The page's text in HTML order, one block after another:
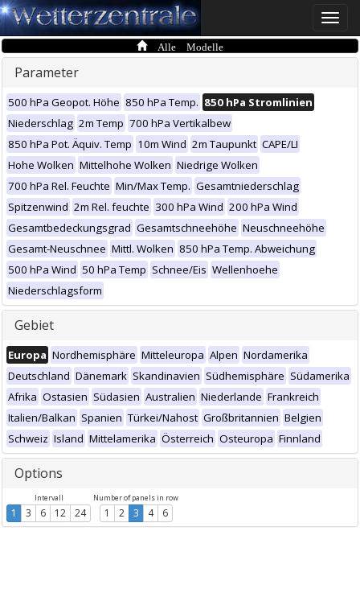
Toggle
Alle Modelle
Parameter
500 hPa Geopot. Höhe 850 hPa Temp. 850 hPa Stromlinien
Niederschlag 2m Temp 700 hPa Vertikalbew
850 hPa Pot. Äquiv. Temp 10m Wind 2m Taupunkt CAPE/LI
Hohe Wolken Mittelhohe Wolken Niedrige Wolken
700 hPa Rel. Feuchte Min/Max Temp. Gesamtniederschlag
Spitzenwind 2m Rel. feuchte 300 hPa Wind 200 hPa Wind
Gesamtbedeckungsgrad Gesamtschneehöhe Neuschneehöhe
Gesamt-Neuschnee Mittl. Wolken 850 hPa Temp. Abweichung
500 hPa Wind 50 hPa Temp Schnee/Eis Wellenhoehe
Niederschlagsform
Gebiet
Europa Nordhemisphäre Mitteleuropa Alpen Nordamerika
Deutschland Dänemark Skandinavien Südhemisphäre Südamerika
Afrika Ostasien Südasien Australien Niederlande Frankreich
Italien/Balkan Spanien Türkei/Nahost Großbritannien Belgien
Schweiz Island Mittelamerika Österreich Osteuropa Finnland
Options
Intervall
1 3 6 12 24
Number of panels in row
1 2 3 4 6